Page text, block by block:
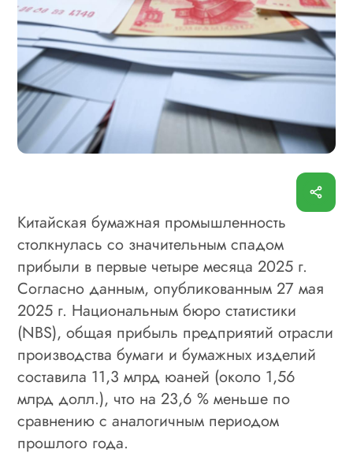
Китайская бумажная промышленность
столкнулась со значительным спадом
прибыли в первые четыре месяца 2025 г.
Согласно данным, опубликованным 27 мая
2025 г. Национальным бюро статистики
(NBS), общая прибыль предприятий отрасли
производства бумаги и бумажных изделий
составила 11,3 млрд юаней (около 1,56
млрд долл.), что на 23,6 % меньше по
сравнению с аналогичным периодом
прошлого года.